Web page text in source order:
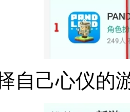
自己心仪的